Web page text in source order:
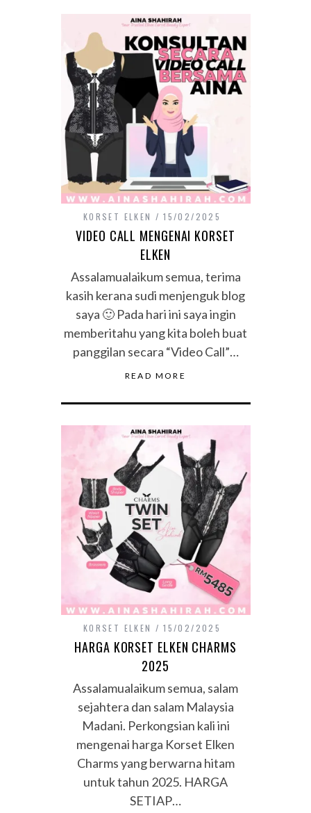
KORSET ELKEN 15/02/2025
VIDEO CALL MENGENAI KORSET
ELKEN
Assalamualaikum semua, terima
kasih kerana sudi menjenguk blog
saya 🙂 Pada hari ini saya ingin
memberitahu yang kita boleh buat
panggilan secara “Video Call”…
READ MORE
KORSET ELKEN 15/02/2025
HARGA KORSET ELKEN CHARMS
2025
Assalamualaikum semua, salam
sejahtera dan salam Malaysia
Madani. Perkongsian kali ini
mengenai harga Korset Elken
Charms yang berwarna hitam
untuk tahun 2025. HARGA
SETIAP…